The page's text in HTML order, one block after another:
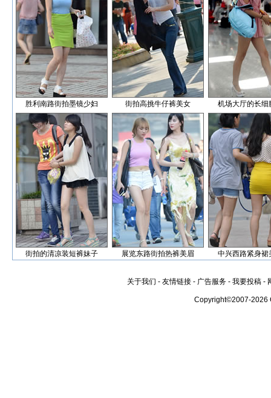
胜利南路街拍墨镜少妇 街拍高挑牛仔裤美女 机场大厅的长细
街拍的清凉装短裤妹子 展览东路街拍热裤美眉 中兴西路紧身裙
关于我们 - 友情链接 - 广告服务 - 我要投稿 -
Copyright©2007-2026